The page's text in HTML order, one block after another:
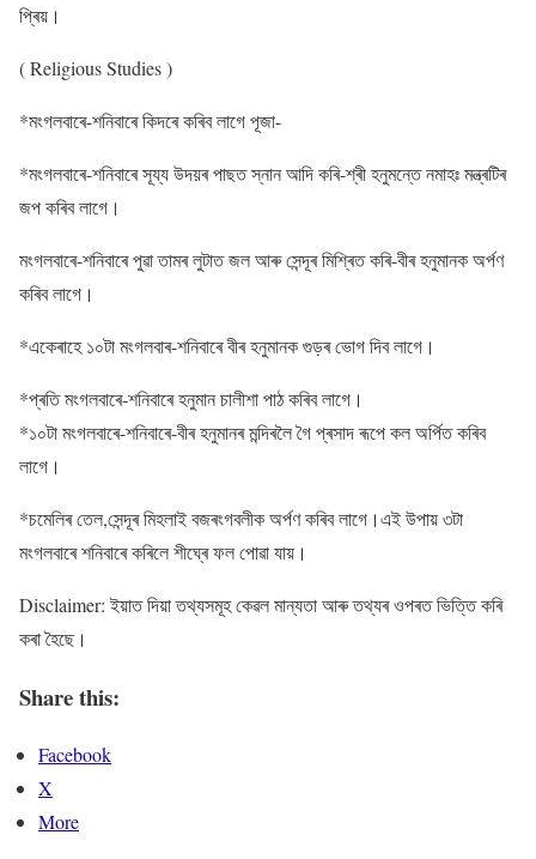
প্ৰিয়।
( Religious Studies )
*মংগলবাৰে-শনিবাৰে কিদৰে কৰিব লাগে পূজা-
*মংগলবাৰে-শনিবাৰে সূয্য উদয়ৰ পাছত স্নান আদি কৰি-শ্ৰী হনুমন্তে নমাহঃ মন্ত্ৰটিৰ
জপ কৰিব লাগে।
মংগলবাৰে-শনিবাৰে পুৱা তামৰ লুটাত জল আৰু সেন্দূৰ মিশ্ৰিত কৰি-বীৰ হনুমানক অৰ্পণ
কৰিব লাগে।
*একেৰাহে ১০টা মংগলবাৰ-শনিবাৰে বীৰ হনুমানক গুড়ৰ ভোগ দিব লাগে।
*প্ৰতি মংগলবাৰে-শনিবাৰে হনুমান চালীশা পাঠ কৰিব লাগে।
*১০টা মংগলবাৰে-শনিবাৰে-বীৰ হনুমানৰ মন্দিৰলৈ গৈ প্ৰসাদ ৰূপে কল অৰ্পিত কৰিব
লাগে।
*চমেলিৰ তেল,সেন্দূৰ মিহলাই বজৰংগবলীক অৰ্পণ কৰিব লাগে।এই উপায় ৩টা
মংগলবাৰে শনিবাৰে কৰিলে শীঘ্ৰে ফল পোৱা যায়।
Disclaimer: ইয়াত দিয়া তথ্যসমূহ কেৱল মান্যতা আৰু তথ্যৰ ওপৰত ভিত্তি কৰি
কৰা হৈছে।
Share this:
Facebook
X
More